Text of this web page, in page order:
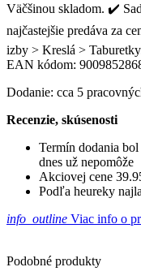
Väčšinou skladom. ✔️
najčastejšie predáva za
izby > Kreslá >
EAN kódom:
Dodanie: cca 5
Recenzie, skúsenosti
Termín dodania
dnes už nepomôže
Akciovej cene
Podľa heureky
info_outline Viac info o
Podobné produkty